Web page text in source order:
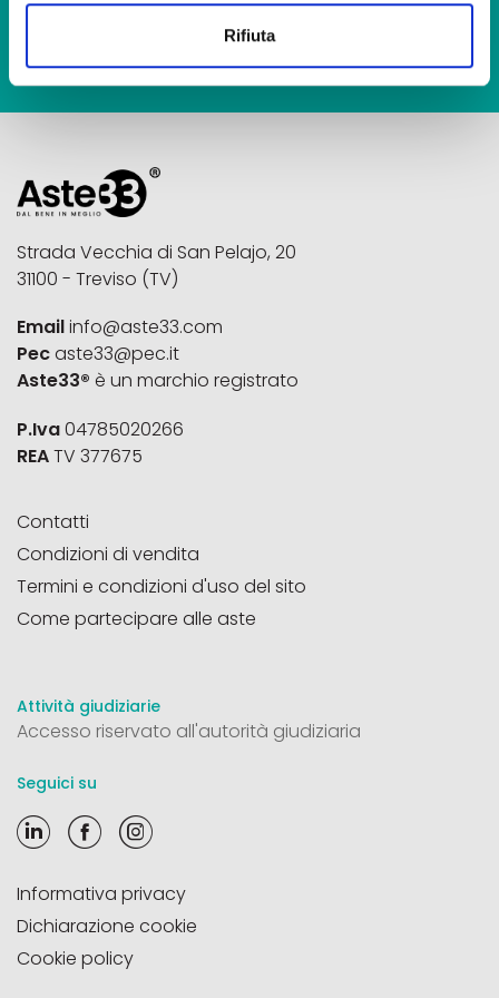
Rifiuta
ISCRIVITI ALLA NEWSLETTER
Strada Vecchia di San Pelajo, 20
31100 - Treviso (TV)
Emailinfo@aste33.com
Pecaste33@pec.it
Aste33® è un marchio registrato
P.Iva04785020266
REATV 377675
Contatti
Condizioni di vendita
Termini e condizioni d'uso del sito
Come partecipare alle aste
Attività giudiziarie
Accesso riservato all'autorità giudiziaria
Seguici su
Informativa privacy
Dichiarazione cookie
Cookie policy